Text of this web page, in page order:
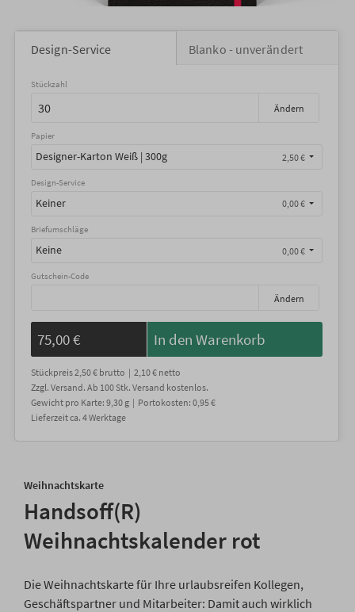
Design-Service Blanko - unverändert
Stückzahl
Ändern
Papier
Designer-Karton Weiß | 300g 2,50 €
Design-Service
Keiner 0,00 €
Briefumschläge
Keine 0,00 €
Gutschein-Code
Ändern
75,00 € In den Warenkorb
Stückpreis2,50 € brutto | 2,10 € netto
Zzgl. Versand. Ab 100 Stk. Versand kostenlos.
Gewicht pro Karte: 9,30 g | Portokosten: 0,95 €
Lieferzeitca. 4Werktage
Weihnachtskarte
Handsoff(R)
Weihnachtskalender rot
Die Weihnachtskarte für Ihre urlaubsreifen Kollegen,
Geschäftspartner und Mitarbeiter: Damit auch wirklich